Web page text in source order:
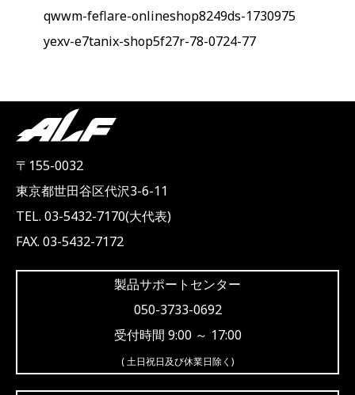
qwwm-feflare-onlineshop8249ds-1730975
yexv-e7tanix-shop5f27r-78-0724-77
〒155-0032
東京都世田谷区代沢3-6-11
TEL. 03-5432-7170(大代表)
FAX. 03-5432-7172
製品サポートセンター
050-3733-0692
受付時間 9:00 ～ 17:00
( 土日祝日及び休業日除く)